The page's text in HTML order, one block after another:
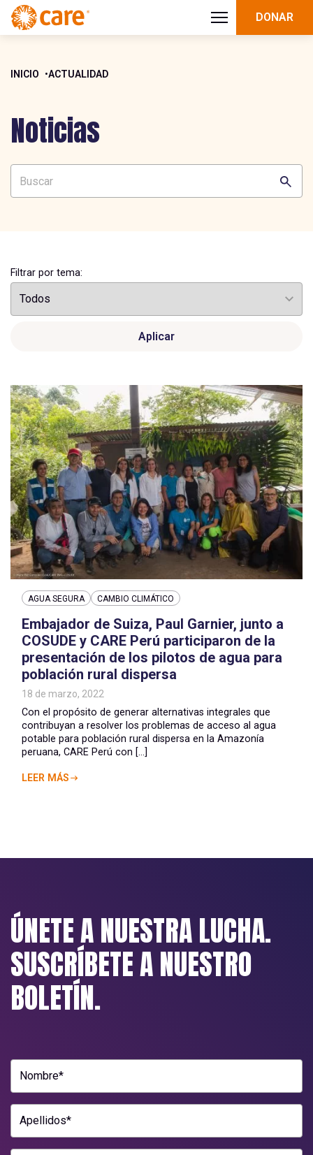
DONAR
INICIO ACTUALIDAD
Noticias
Filtrar por tema:
Aplicar
AGUA SEGURA CAMBIO CLIMÁTICO
Embajador de Suiza, Paul Garnier, junto a
COSUDE y CARE Perú participaron de la
presentación de los pilotos de agua para
población rural dispersa
18 de marzo, 2022
Con el propósito de generar alternativas integrales que
contribuyan a resolver los problemas de acceso al agua
potable para población rural dispersa en la Amazonía
peruana, CARE Perú con [...]
LEER MÁS
ÚNETE A NUESTRA LUCHA.
SUSCRÍBETE A NUESTRO
BOLETÍN.
Nombre*
Apellidos*